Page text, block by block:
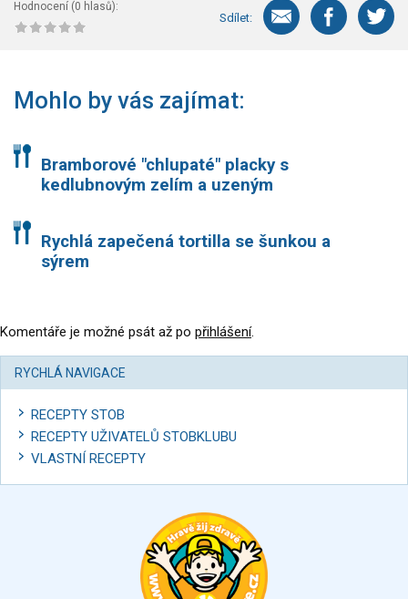
Hodnocení (0 hlasů):
Sdílet:
Mohlo by vás zajímat:
Bramborové "chlupaté" placky s
kedlubnovým zelím a uzeným
Rychlá zapečená tortilla se šunkou a
sýrem
Komentáře je možné psát až po přihlášení.
RYCHLÁ NAVIGACE
RECEPTY STOB
RECEPTY UŽIVATELŮ STOBKLUBU
VLASTNÍ RECEPTY